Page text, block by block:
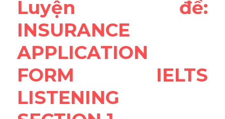
Vocabulary
Education
Business
INSURANCE
APPLICATION
FORM IELTS
LISTENING